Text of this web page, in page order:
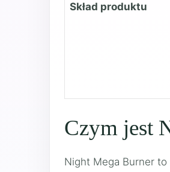
Skład produktu
Czym jest
Night Mega Burner